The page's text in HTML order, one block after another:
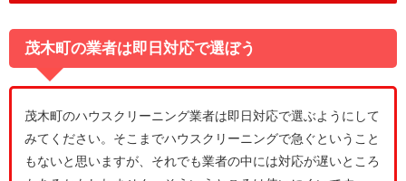
茂木町の業者は即日対応で選ぼう
茂木町のハウスクリーニング業者は即日対応で選ぶようにして
みてください。そこまでハウスクリーニングで急ぐということ
もないと思いますが、それでも業者の中には対応が遅いところ